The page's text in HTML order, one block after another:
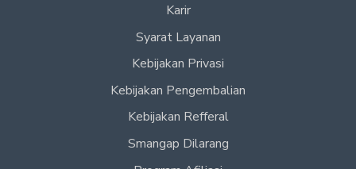
Karir
Syarat Layanan
Kebijakan Privasi
Kebijakan Pengembalian
Kebijakan Refferal
Smangap Dilarang